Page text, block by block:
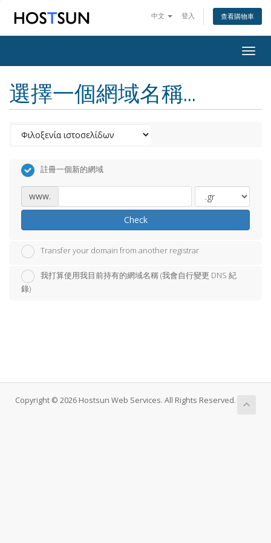
中文 登入 查看購物車
選擇一個網域名稱...
註冊一個新的網域
www.
Check
Transfer your domain from another registrar
我打算使用我目前持有的網域名稱 (我會自行變更 DNS 紀
錄)
Copyright © 2026 Hostsun Web Services. All Rights Reserved.